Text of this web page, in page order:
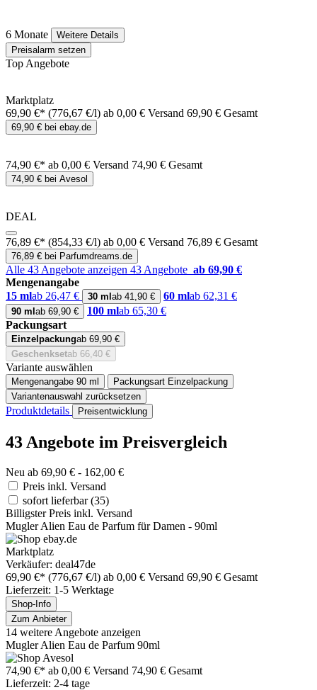
6 Monate
Weitere Details
Preisalarm setzen
Top Angebote
Marktplatz
69,90 €* (776,67 €/l) ab 0,00 € Versand 69,90 € Gesamt
69,90 € bei ebay.de
74,90 €* ab 0,00 € Versand 74,90 € Gesamt
74,90 € bei Avesol
DEAL
76,89 €* (854,33 €/l) ab 0,00 € Versand 76,89 € Gesamt
76,89 € bei Parfumdreams.de
Alle 43 Angebote anzeigen 43 Angebote ab 69,90 €
Mengenangabe
15 mlab 26,47 € 30 ml ab 41,90 € 60 mlab 62,31 €
90 ml ab 69,90 € 100 mlab 65,30 €
Packungsart
Einzelpackungab 69,90 €
Geschenksetab 66,40 €
Variante auswählen
Mengenangabe 90 ml Packungsart Einzelpackung
Variantenauswahl zurücksetzen
Produktdetails Preisentwicklung
43 Angebote im Preisvergleich
Neu ab 69,90 € - 162,00 €
Preis inkl. Versand
sofort lieferbar(35)
Billigster Preis inkl. Versand
Mugler Alien Eau de Parfum für Damen - 90ml
Marktplatz
Verkäufer: deal47de
69,90 €* (776,67 €/l) ab 0,00 € Versand 69,90 € Gesamt
Lieferzeit: 1-5 Werktage
Shop-Info
Zum Anbieter
14 weitere Angebote anzeigen
Mugler Alien Eau de Parfum 90ml
74,90 €* ab 0,00 € Versand 74,90 € Gesamt
Lieferzeit: 2-4 tage